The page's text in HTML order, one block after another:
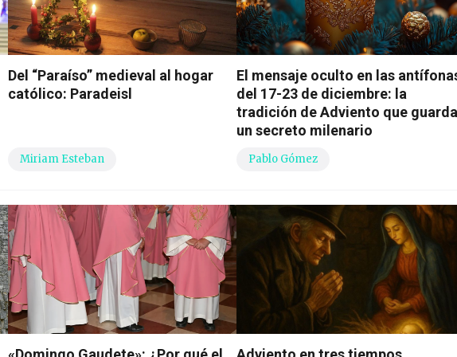
Del “Paraíso” medieval al hogar
católico: Paradeisl
Miriam Esteban
El mensaje oculto en las
del 17-23 de diciembre: la
tradición de Adviento que
un secreto milenario
Pablo Gómez